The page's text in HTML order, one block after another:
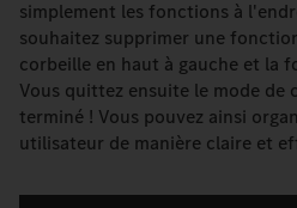
simplement les fonctions à
souhaitez supprimer une
corbeille en haut à gauche et la
Vous quittez ensuite le mode de
terminé ! Vous pouvez ainsi
utilisateur de manière claire et